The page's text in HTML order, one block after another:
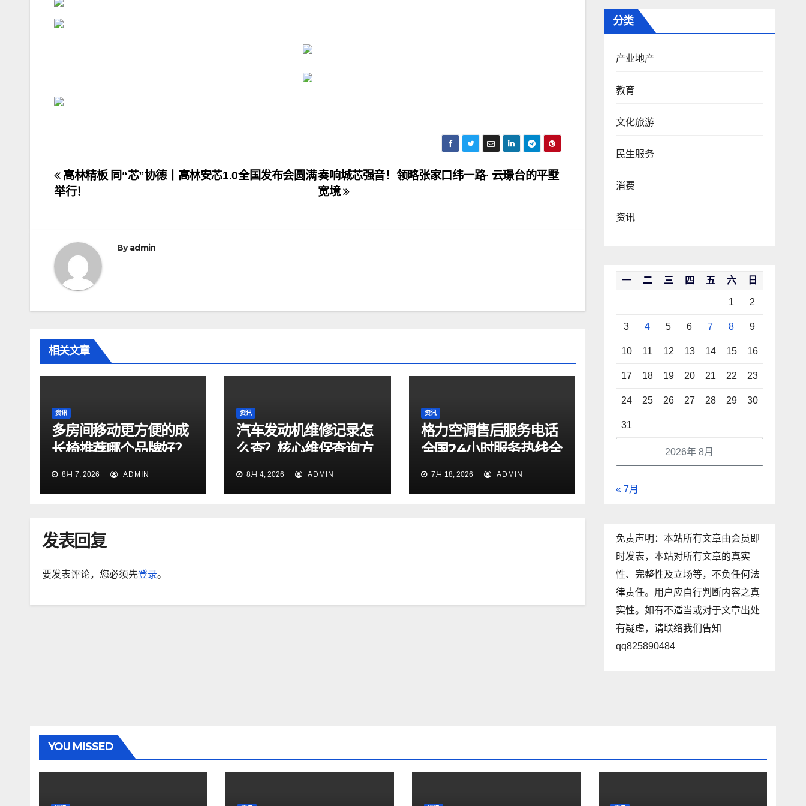
文
章
航
奏响城芯强音！领略张家口纬一路· 云璟台的平墅
宽境
高林精板 同“芯”协德丨高林安芯1.0全国发布会圆满
举行！
Byadmin
相关文章
资讯
多房间移动更方便的成
长椅推荐哪个品牌好？
8月 7, 2026 ADMIN
资讯
汽车发动机维修记录怎
么查？核心维保查询方
法！
8月 4, 2026 ADMIN
资讯
格力空调售后服务电话
全国24小时服务热线全
天候专线今日正式升级
7月 18, 2026 ADMIN
发表回复
要发表评论，您必须先登录。
分类
产业地产
教育
文化旅游
民生服务
消费
资讯
2026年 8月
一 二 三 四 五 六 日
1 2
3 4 5 6 7 8 9
10 11 12 13 14 15 16
17 18 19 20 21 22 23
24 25 26 27 28 29 30
31
« 7月
免责声明：本站所有文章由会员即
时发表，本站对所有文章的真实
性、完整性及立场等，不负任何法
律责任。用户应自行判断内容之真
实性。如有不适当或对于文章出处
有疑虑，请联络我们告知
qq825890484
YOU MISSED